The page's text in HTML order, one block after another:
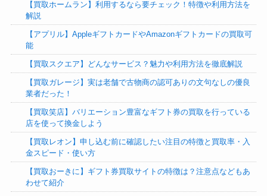
【買取ホームラン】利用するなら要チェック！特徴や利用方法を
解説
【アプリル】AppleギフトカードやAmazonギフトカードの買取可
能
【買取スクエア】どんなサービス？魅力や利用方法を徹底解説
【買取ガレージ】実は老舗で古物商の認可ありの文句なしの優良
業者だった！
【買取笑店】バリエーション豊富なギフト券の買取を行っている
店を使って換金しよう
【買取レオン】申し込む前に確認したい注目の特徴と買取率・入
金スピード・使い方
【買取おーきに】ギフト券買取サイトの特徴は？注意点などもあ
わせて紹介